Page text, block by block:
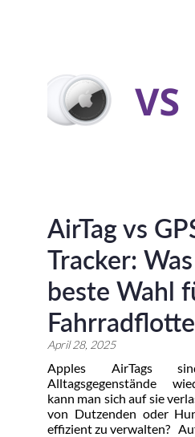
AirTag vs
Tracker:
beste Wahl
April 28, 2025
Apples AirTags
Alltagsgegenstände
kann man sich auf sie
von Dutzenden oder
effizient zu verwalten?